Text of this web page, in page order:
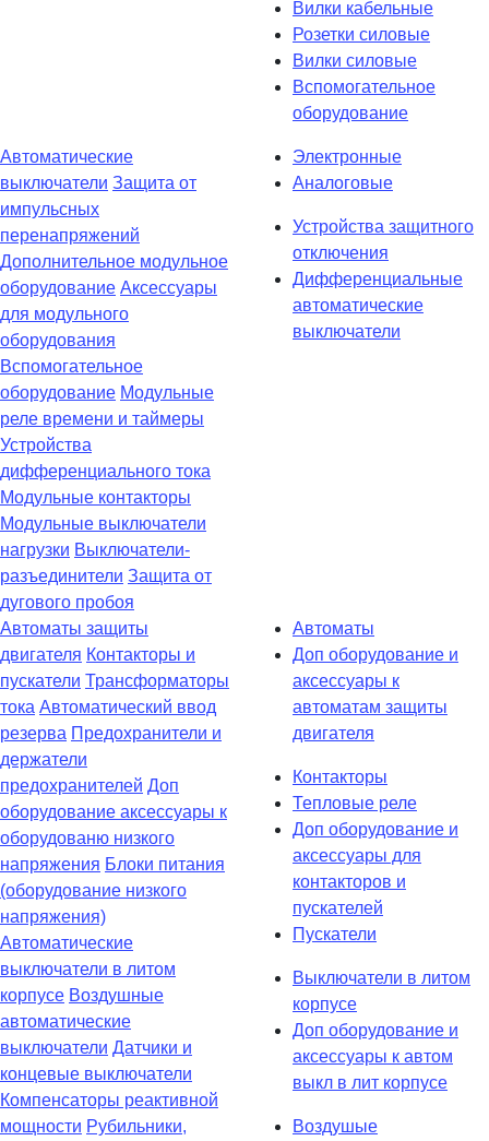
Вилки кабельные
Розетки силовые
Вилки силовые
Вспомогательное
оборудование
Автоматические
выключатели Защита от
импульсных
перенапряжений
Дополнительное модульное
оборудование Аксессуары
для модульного
оборудования
Вспомогательное
оборудование Модульные
реле времени и таймеры
Устройства
дифференциального тока
Модульные контакторы
Модульные выключатели
нагрузки Выключатели-
разъединители Защита от
дугового пробоя
Электронные
Аналоговые
Устройства защитного
отключения
Дифференциальные
автоматические
выключатели
Автоматы защиты
двигателя Контакторы и
пускатели Трансформаторы
тока Автоматический ввод
резерва Предохранители и
держатели
предохранителей Доп
оборудование аксессуары к
оборудованю низкого
напряжения Блоки питания
(оборудование низкого
напряжения)
Автоматические
выключатели в литом
корпусе Воздушные
автоматические
выключатели Датчики и
концевые выключатели
Компенсаторы реактивной
мощности Рубильники,
Автоматы
Доп оборудование и
аксессуары к
автоматам защиты
двигателя
Контакторы
Тепловые реле
Доп оборудование и
аксессуары для
контакторов и
пускателей
Пускатели
Выключатели в литом
корпусе
Доп оборудование и
аксессуары к автом
выкл в лит корпусе
Воздушые